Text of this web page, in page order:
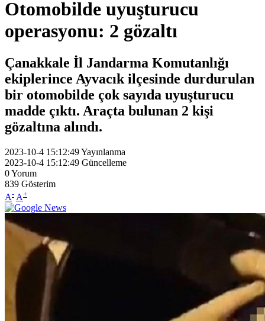
Otomobilde uyuşturucu
operasyonu: 2 gözaltı
Çanakkale İl Jandarma Komutanlığı
ekiplerince Ayvacık ilçesinde durdurulan
bir otomobilde çok sayıda uyuşturucu
madde çıktı. Araçta bulunan 2 kişi
gözaltına alındı.
2023-10-4 15:12:49Yayınlanma
2023-10-4 15:12:49 Güncelleme
0Yorum
839 Gösterim
A- A+